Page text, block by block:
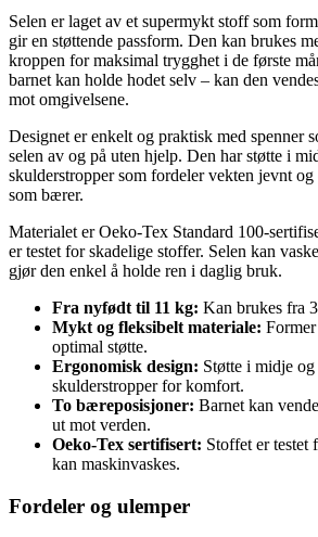
Selen er laget av et supermykt stoff som
gir en støttende passform. Den kan brukes
kroppen for maksimal trygghet i de første
barnet kan holde hodet selv – kan den
mot omgivelsene.
Designet er enkelt og praktisk med spenner
selen av og på uten hjelp. Den har støtte i
skulderstropper som fordeler vekten jevnt
som bærer.
Materialet er Oeko-Tex Standard 100-
er testet for skadelige stoffer. Selen kan
gjør den enkel å holde ren i daglig bruk.
Fra nyfødt til 11 kg: Kan brukes fra
Mykt og fleksibelt materiale:
optimal støtte.
Ergonomisk design: Støtte i midje
skulderstropper for komfort.
To bæreposisjoner: Barnet kan
ut mot verden.
Oeko-Tex sertifisert: Stoffet er testet
kan maskinvaskes.
Fordeler og ulemper